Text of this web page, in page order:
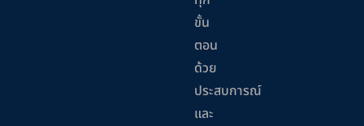
ขั้น
ตอน
ด้วย
ประสบการณ์
และ